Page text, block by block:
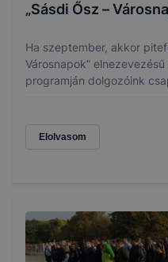
„Sásdi Ősz –
Ha szeptember, akkor
Városnapok”
programján dolgozóink
Elolvasom